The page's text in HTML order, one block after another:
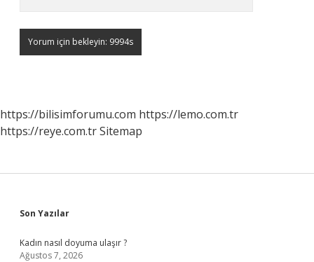
https://bilisimforumu.com https://lemo.com.tr
https://reye.com.trSitemap
Sidebar
Son Yazılar
Kadın nasıl doyuma ulaşır ?
Ağustos 7, 2026